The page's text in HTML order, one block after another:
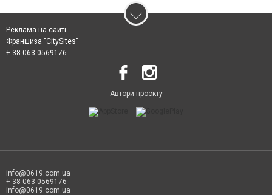
Реклама на сайті
Франшиза "CitySites"
+ 38 063 0569176
Автори проєкту
info@0619.com.ua
+ 38 063 0569176
info@0619.com.ua